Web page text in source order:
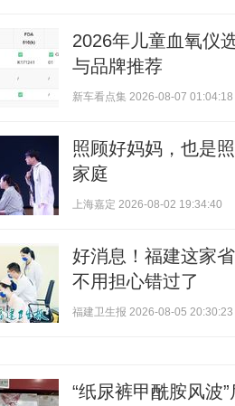
2026年儿童血氧仪
与品牌推荐
新车看点集 2026-08-07 01:04:18
照顾好妈妈，也是
家庭
上海嘉定 2026-08-02 19:34:40
好消息！福建这家
不用担心错过了
福建卫生报 2026-08-05 20:30:23
“纸尿裤甲酰胺风波